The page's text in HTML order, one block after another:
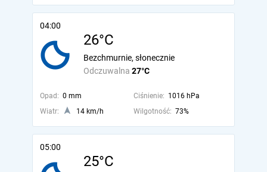
04:00
26°C
Odczuwalna 27°C
Bezchmurnie, słonecznie
Opad: 0 mm Ciśnienie: 1016 hPa
Wiatr:
14 km/h Wilgotność: 73%
05:00
25°C